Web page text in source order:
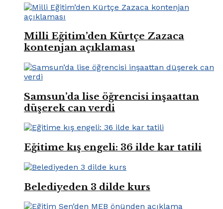
Milli Eğitim’den Kürtçe Zazaca
kontenjan açıklaması
Samsun’da lise öğrencisi inşaattan
düşerek can verdi
Eğitime kış engeli: 36 ilde kar tatili
Belediyeden 3 dilde kurs